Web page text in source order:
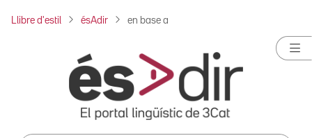
Llibre d'estil ésAdir en base a